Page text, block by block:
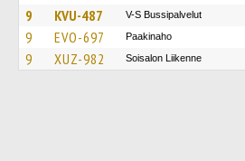
9 KVU-487 V-S Bussipalvelut
9 EVO-697 Paakinaho
9 XUZ-982 Soisalon Liikenne